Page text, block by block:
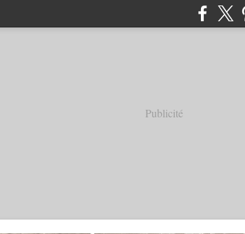
Publicité